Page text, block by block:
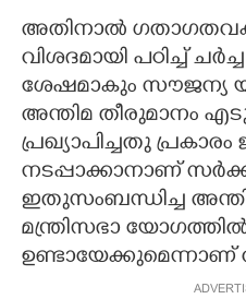
അതിനാൽ
വിശദമായി പഠിച്ച്
ശേഷമാകും സൗജന്യ
അന്തിമ തീരുമാനം
പ്രഖ്യാപിച്ചതു
നടപ്പാക്കാനാണ്
ഇതുസംബന്ധിച്ച
മന്ത്രിസഭാ
ഉണ്ടായേക്കുമെന്നാണ്